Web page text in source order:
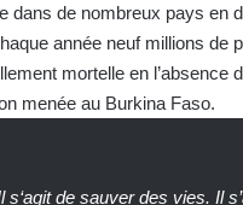
dans de nombreux pays en
année neuf millions de
mortelle en l’absence
menée au Burkina Faso.
de sauver des vies. Il